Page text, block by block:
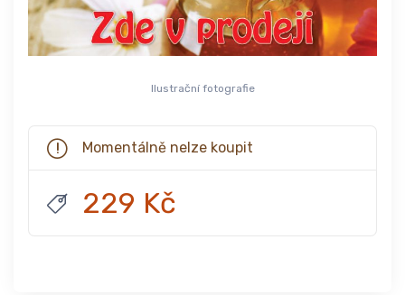
Ilustrační fotografie
Momentálně nelze koupit
229 Kč